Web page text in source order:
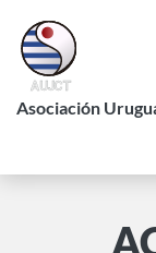
contenido
principal
Asociación